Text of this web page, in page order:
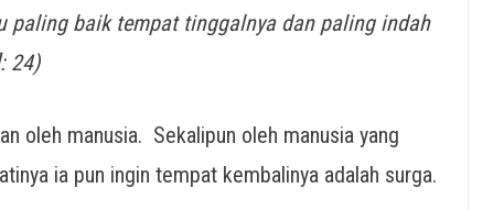
paling baik tempat tinggalnya dan paling indah
24)
oleh manusia. Sekalipun oleh manusia yang
ia pun ingin tempat kembalinya adalah surga.